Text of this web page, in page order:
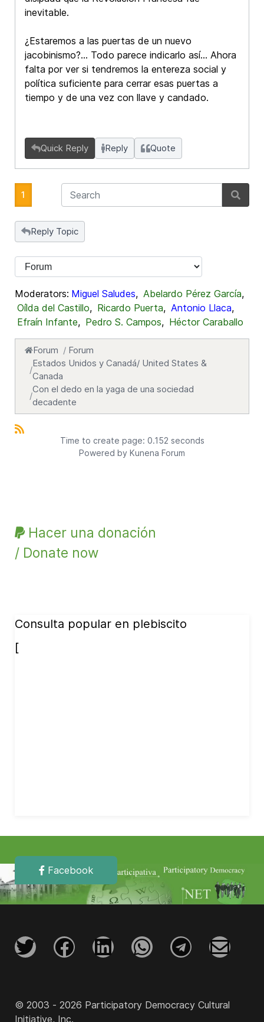
inevitable.
¿Estaremos a las puertas de un nuevo
jacobinismo?... Todo parece indicarlo así… Ahora
falta por ver si tendremos la entereza social y
política suficiente para cerrar esas puertas a
tiempo y de una vez con llave y candado.
Quick Reply Reply Quote
1
Reply Topic
Moderators: Miguel Saludes, Abelardo Pérez García,
Oílda del Castillo, Ricardo Puerta, Antonio Llaca,
Efraín Infante, Pedro S. Campos, Héctor Caraballo
Forum
Forum
Estados Unidos y Canadá/ United States &
Canada
Con el dedo en la yaga de una sociedad
decadente
Time to create page: 0.152 seconds
Powered by Kunena Forum
Hacer una donación
/ Donate now
Consulta popular en plebiscito
[
Facebook
© 2003 - 2026 Participatory Democracy Cultural
Initiative, Inc.